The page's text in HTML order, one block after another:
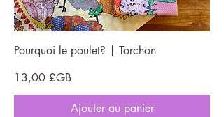
Pourquoi le poulet? | Torchon
Prix
13,00 £GB
Ajouter au panier